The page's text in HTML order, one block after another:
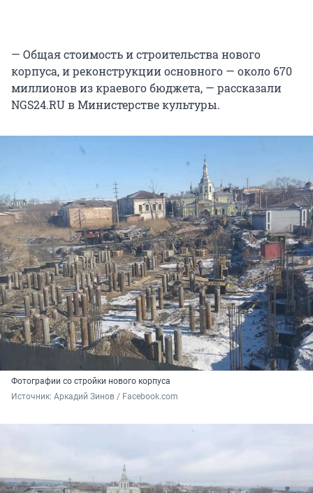
— Общая стоимость и строительства нового
корпуса, и реконструкции основного — около 670
миллионов из краевого бюджета, — рассказали
NGS24.RU в Министерстве культуры.
Фотографии со стройки нового корпуса
Источник: Аркадий Зинов / Facebook.com